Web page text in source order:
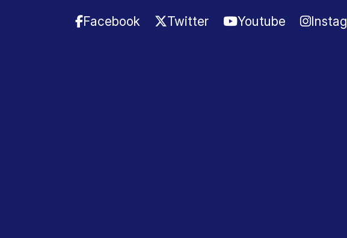
Facebook Twitter Youtube